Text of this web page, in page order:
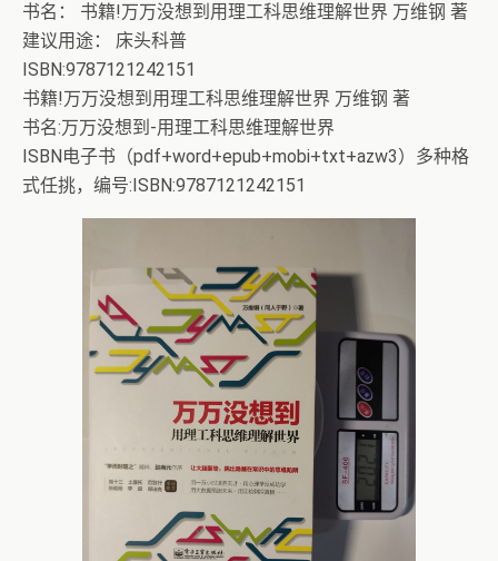
书名： 书籍!万万没想到用理工科思维理解世界 万维钢 著
建议用途： 床头科普
ISBN:9787121242151
书籍!万万没想到用理工科思维理解世界 万维钢 著
书名:万万没想到-用理工科思维理解世界
ISBN电子书（pdf+word+epub+mobi+txt+azw3）多种格
式任挑，编号:ISBN:9787121242151